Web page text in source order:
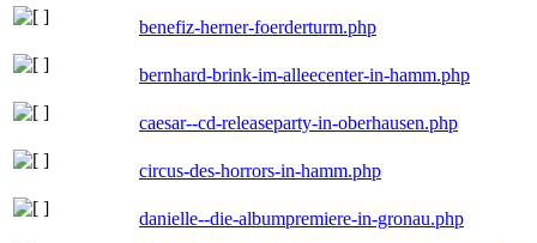
benefiz-herner-foerderturm.php
bernhard-brink-im-alleecenter-in-hamm.php
caesar--cd-releaseparty-in-oberhausen.php
circus-des-horrors-in-hamm.php
danielle--die-albumpremiere-in-gronau.php